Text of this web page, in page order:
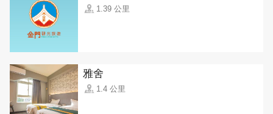
1.39 公里
雅舍
1.4 公里